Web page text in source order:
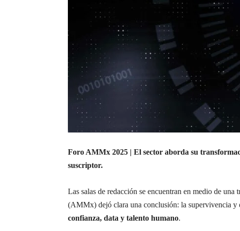
Foro AMMx 2025 | El sector aborda su
suscriptor.
Las salas de redacción se encuentran en medio de
(AMMx) dejó clara una conclusión: la supervivencia y
confianza, data y talento humano.